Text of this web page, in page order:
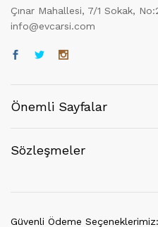
Çınar Mahallesi, 7/1 Sokak,
info@evcarsi.com
Önemli Sayfalar
Sözleşmeler
Güvenli Ödeme Seçeneklerimiz: